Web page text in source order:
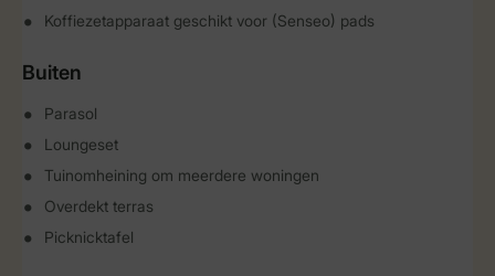
Koffiezetapparaat geschikt voor (Senseo) pads
Buiten
Parasol
Loungeset
Tuinomheining om meerdere woningen
Overdekt terras
Picknicktafel